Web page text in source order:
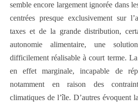
semble encore largement ignorée dans
centrées presque exclusivement sur
taxes et de la grande distribution,
autonomie alimentaire, une
difficilement réalisable à court terme.
en effet marginale, incapable de
notamment en raison des
climatiques de l’île. D’autres évoquent